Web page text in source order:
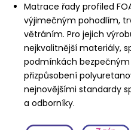
Matrace řady profiled
výjimečným pohodlím,
větráním. Pro jejich
nejkvalitnější materiály,
podmínkách
přizpůsobení
nejnovějšími standardy
a odborníky.